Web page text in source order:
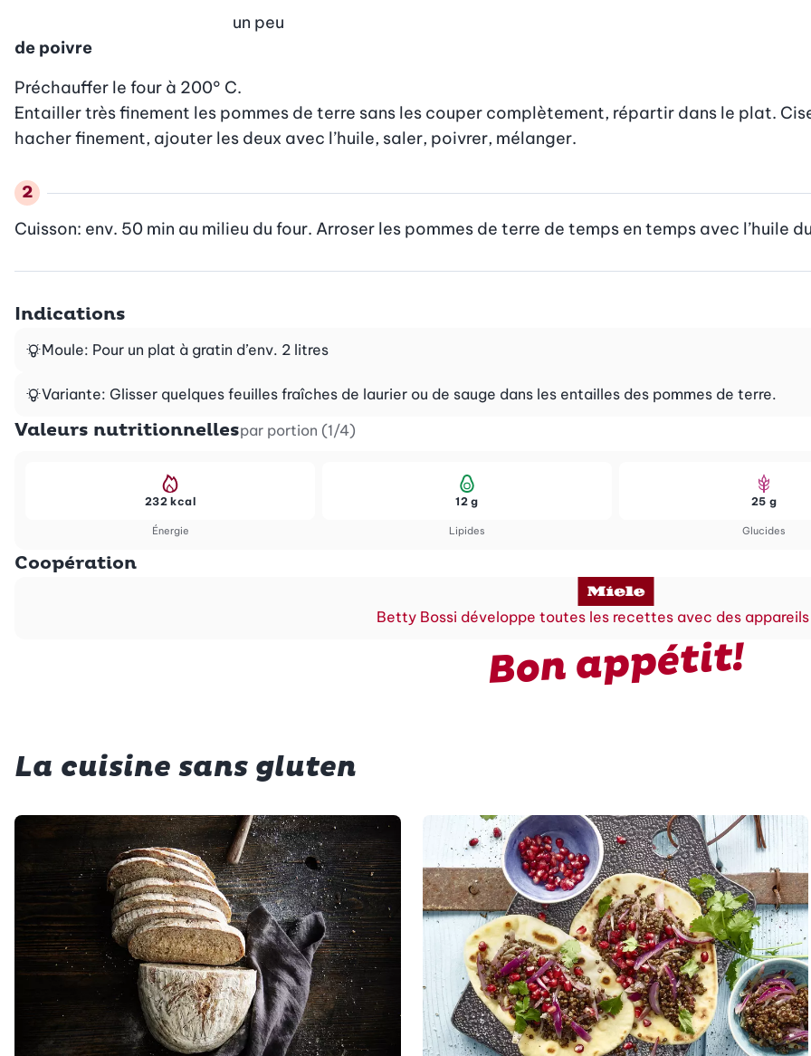
de poivre
un peu
Préchauffer le four à 200° C.
Entailler très finement les pommes de terre sans les couper complètement, répartir dans le plat.
hacher finement, ajouter les deux avec l’huile, saler, poivrer, mélanger.
Cuisson: env. 50 min au milieu du four. Arroser les pommes de terre de temps en temps avec l’huile
Indications
Moule: Pour un plat à gratin d’env. 2 litres
Variante: Glisser quelques feuilles fraîches de laurier ou de sauge dans les entailles des pommes de terre.
Valeurs nutritionnellespar portion (1/4)
Énergie
232 kcal
Lipides
12 g
Glucides
25 g
Coopération
Betty Bossi développe toutes les recettes avec des
Bon appétit!
La cuisine sans gluten